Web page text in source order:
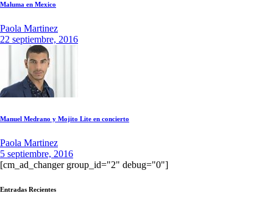
Maluma en Mexico
Paola Martinez
22 septiembre, 2016
Manuel Medrano y Mojito Lite en concierto
Paola Martinez
5 septiembre, 2016
[cm_ad_changer group_id="2" debug="0"]
Entradas Recientes